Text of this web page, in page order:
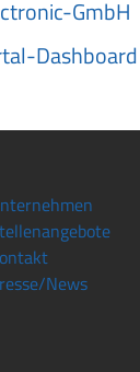
GmbH
Dashboard
News